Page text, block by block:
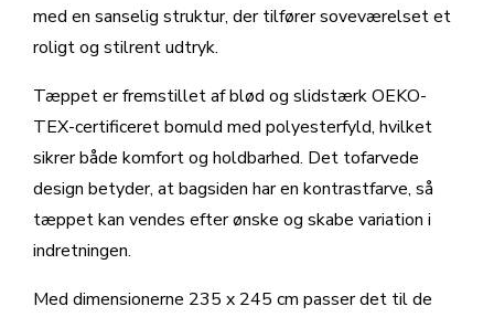
med en sanselig struktur, der tilfører soveværelset et
roligt og stilrent udtryk.
Tæppet er fremstillet af blød og slidstærk OEKO-
TEX-certificeret bomuld med polyesterfyld, hvilket
sikrer både komfort og holdbarhed. Det tofarvede
design betyder, at bagsiden har en kontrastfarve, så
tæppet kan vendes efter ønske og skabe variation i
indretningen.
Med dimensionerne 235 x 245 cm passer det til de